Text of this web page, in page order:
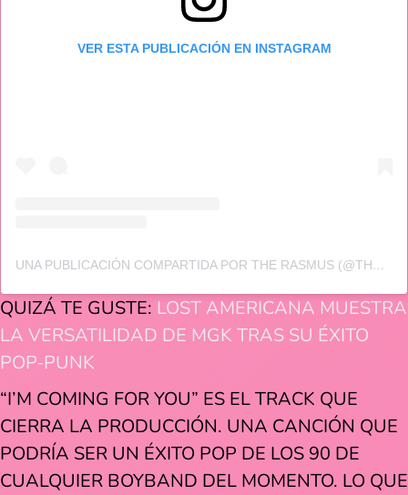
VER ESTA PUBLICACIÓN EN INSTAGRAM
UNA PUBLICACIÓN COMPARTIDA POR THE RASMUS (@THERASMUSOFFICIAL)
QUIZÁ TE GUSTE: LOST AMERICANA MUESTRA
LA VERSATILIDAD DE MGK TRAS SU ÉXITO
POP-PUNK
“I’M COMING FOR YOU” ES EL TRACK QUE
CIERRA LA PRODUCCIÓN. UNA CANCIÓN QUE
PODRÍA SER UN ÉXITO POP DE LOS 90 DE
CUALQUIER BOYBAND DEL MOMENTO. LO QUE